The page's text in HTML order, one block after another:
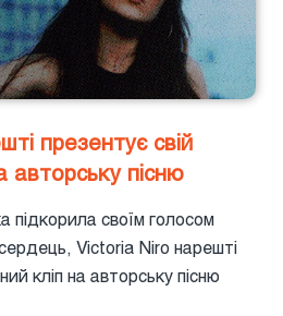
презентує свій
авторську пісню
підкорила своїм голосом
Victoria Niro нарешті
кліп на авторську пісню